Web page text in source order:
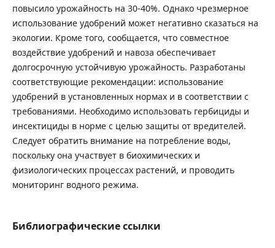
повысило урожайность на 30-40%. Однако чрезмерное
использование удобрений может негативно сказаться на
экологии. Кроме того, сообщается, что совместное
воздействие удобрений и навоза обеспечивает
долгосрочную устойчивую урожайность. Разработаны
соответствующие рекомендации: использование
удобрений в установленных нормах и в соответствии с
требованиями. Необходимо использовать гербициды и
инсектициды в норме с целью защиты от вредителей.
Следует обратить внимание на потребление воды,
поскольку она участвует в биохимических и
физиологических процессах растений, и проводить
мониторинг водного режима.
Библиографические ссылки